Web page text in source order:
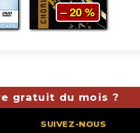
– 20 %
gratuit du mois ?
SUIVEZ-NOUS